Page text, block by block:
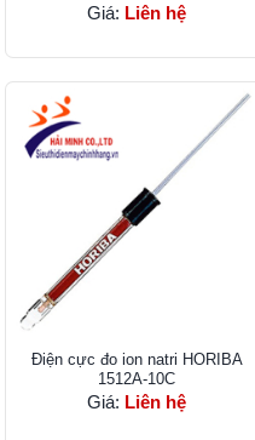
Giá: Liên hệ
Điện cực đo ion natri HORIBA
1512A-10C
Giá: Liên hệ